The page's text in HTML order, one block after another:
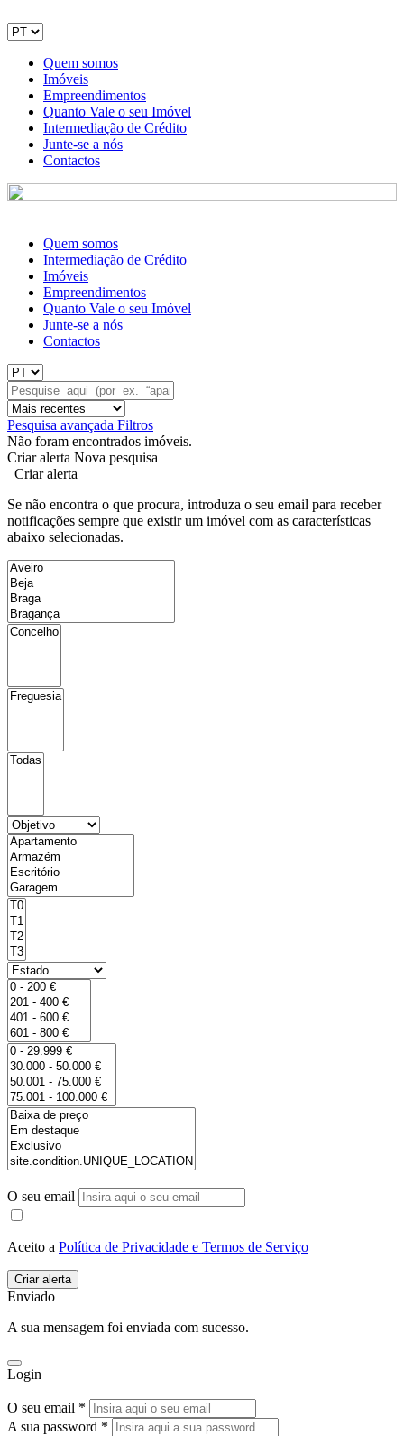
Quem somos
Imóveis
Empreendimentos
Quanto Vale o seu Imóvel
Intermediação de Crédito
Junte-se a nós
Contactos
Quem somos
Intermediação de Crédito
Imóveis
Empreendimentos
Quanto Vale o seu Imóvel
Junte-se a nós
Contactos
Pesquisa avançada Filtros
Não foram encontrados imóveis.
Criar alerta Nova pesquisa
Criar alerta
Se não encontra o que procura, introduza o seu email para receber
notificações sempre que existir um imóvel com as características
abaixo selecionadas.
O seu email
Aceito a Política de Privacidade e Termos de Serviço
Enviado
A sua mensagem foi enviada com sucesso.
Login
O seu email *
A sua password *